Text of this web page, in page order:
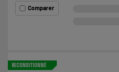
Comparer
RECONDITIONNÉ